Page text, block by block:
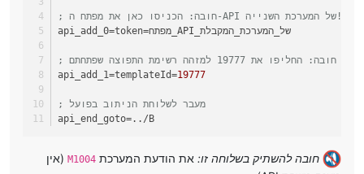
; חובה: הכניסו כאן את מפתח ה-API של המערכת השנייה!
api_add_0
=token=מפתח_API_של_המערכת_המקבלת
; חובה: החליפו את 19777 למזהה רשימת התפוצה שפתחתם
api_add_1=templateId=19777
; מעבר לשלוחת הניתוב בפועל
api_end_goto=../B
חובה להשתיק בשלוחה זו: את הודעת המערכת M1004 (אין